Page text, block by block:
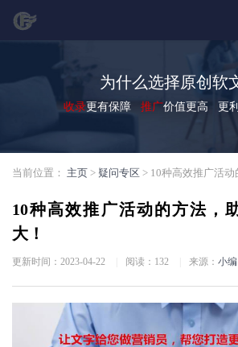
为什么选择原创软
收录更有保障 推广价值更高 更
当前位置： 主页 > 疑问专区 > 10种高效推广活动的
10种高效推广活动的方法，
大！
更新时间：2023-04-22 阅读： 132 来源： 小编